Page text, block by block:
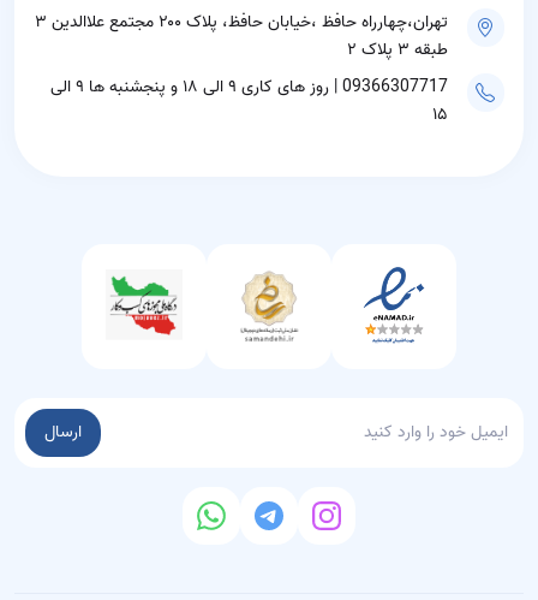
تهران،چهارراه حافظ ،خیابان حافظ، پلاک ۲۰۰ مجتمع علاالدین ۳
طبقه ۳ پلاک ۲
09366307717 | روز های کاری ۹ الی ۱۸ و پنجشنبه ها ۹ الی
۱۵
ارسال